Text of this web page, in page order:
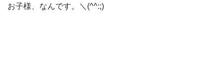
お子様、なんです。＼(^^:;)